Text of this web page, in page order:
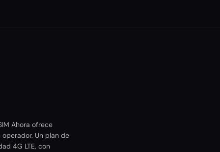
Ahora ofrece
Un plan de
4G LTE, con